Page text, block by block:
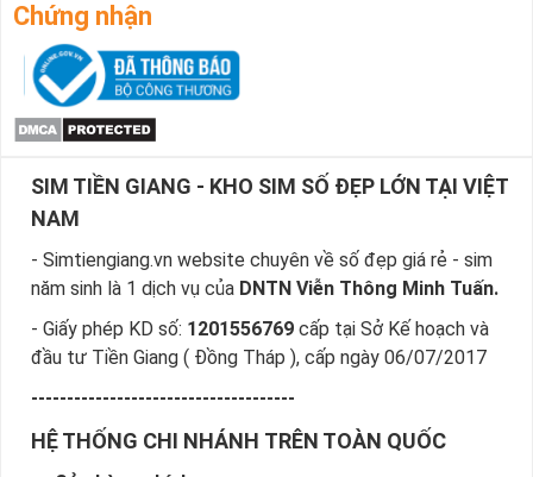
Chứng nhận
SIM TIỀN GIANG - KHO SIM SỐ ĐẸP LỚN TẠI VIỆT
NAM
- Simtiengiang.vn website chuyên về số đẹp giá rẻ - sim
năm sinh là 1 dịch vụ của DNTN Viễn Thông Minh Tuấn.
- Giấy phép KD số: 1201556769 cấp tại Sở Kế hoạch và
đầu tư Tiền Giang ( Đồng Tháp ), cấp ngày 06/07/2017
-------------------------------------
HỆ THỐNG CHI NHÁNH TRÊN TOÀN QUỐC